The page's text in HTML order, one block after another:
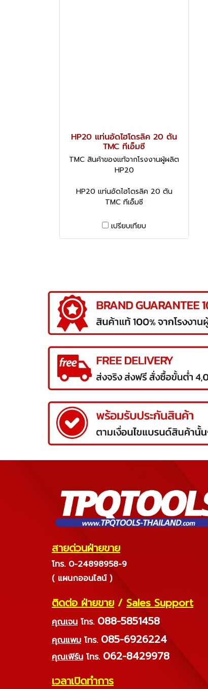
HP20 แท่นอัดไฮโดรลิค 20 ตัน
TMC ทีเอ็มซี
TMC สินค้าของแท้จากโรงงานผู้ผลิต
HP20
HP20 แท่นอัดไฮโดรลิค 20 ตัน
TMC ทีเอ็มซี
เปรียบเทียบ
สายด่วนฝ่ายขาย
โทร. 0-24898958-9
( แผนกออนไลน์ )
ติดต่อ ฝ่ายขาย / Sales Support
คุณเจน โทร. 088-5851458
คุณแพม โทร. 085-6926224
คุณเฟิร์น โทร. 062-8429978
เวลาเปิดทำการ